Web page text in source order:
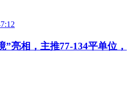
”亮相，主推77-134平单位，